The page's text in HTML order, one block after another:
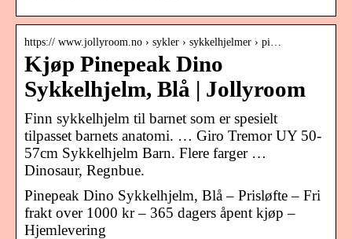
https:// www.jollyroom.no › sykler › sykkelhjelmer › pi…
Kjøp Pinepeak Dino
Sykkelhjelm, Blå | Jollyroom
Finn sykkelhjelm til barnet som er spesielt
tilpasset barnets anatomi. … Giro Tremor UY 50-
57cm Sykkelhjelm Barn. Flere farger …
Dinosaur, Regnbue.
Pinepeak Dino Sykkelhjelm, Blå – Prisløfte – Fri
frakt over 1000 kr – 365 dagers åpent kjøp –
Hjemlevering